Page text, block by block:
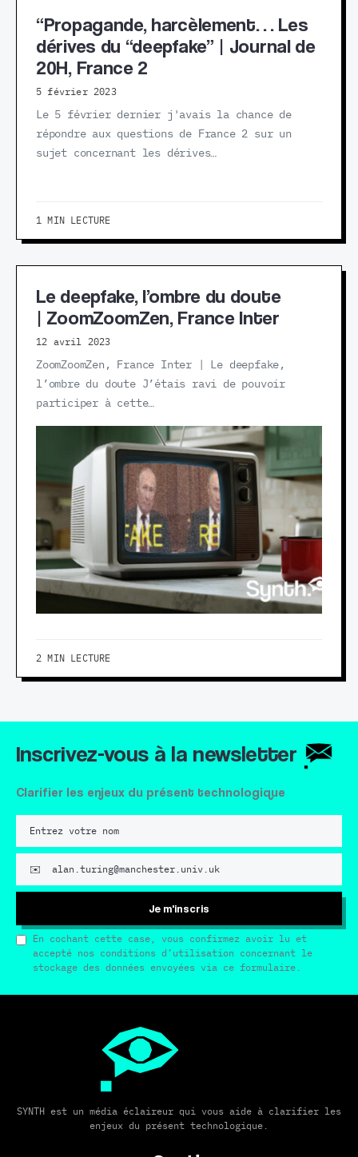
“Propagande, harcèlement… Les
dérives du “deepfake” | Journal de
20H, France 2
5 février 2023
Le 5 février dernier j'avais la chance de
répondre aux questions de France 2 sur un
sujet concernant les dérives…
1 MIN LECTURE
Le deepfake, l’ombre du doute
| ZoomZoomZen, France Inter
12 avril 2023
ZoomZoomZen, France Inter | Le deepfake,
l’ombre du doute J’étais ravi de pouvoir
participer à cette…
2 MIN LECTURE
Inscrivez-vous à la newsletter
Clarifier les enjeux du présent technologique
Je m'inscris
En cochant cette case, vous confirmez avoir lu et
accepté nos conditions d’utilisation concernant le
stockage des données envoyées via ce formulaire.
SYNTH est un média éclaireur qui vous aide à clarifier les
enjeux du présent technologique.